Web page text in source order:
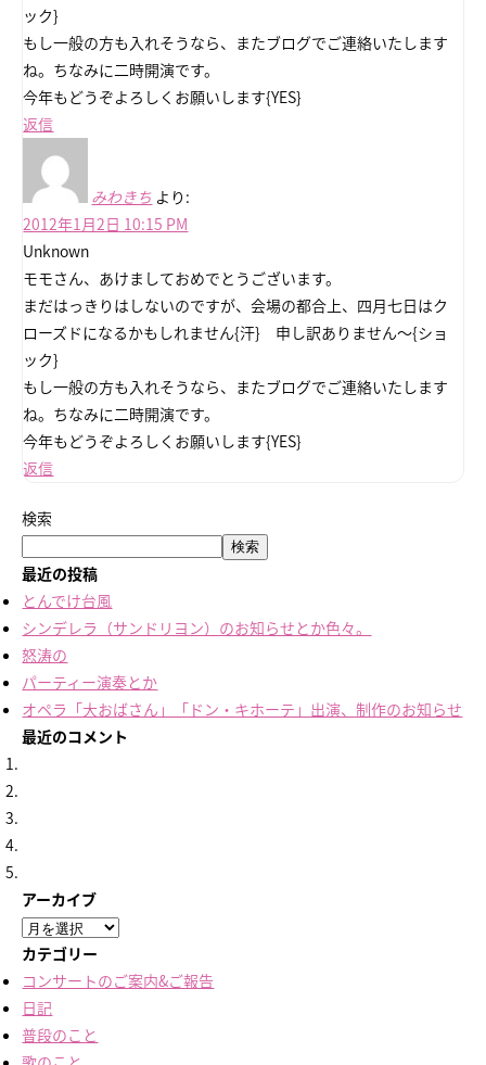
ック}
もし一般の方も入れそうなら、またブログでご連絡いたします
ね。ちなみに二時開演です。
今年もどうぞよろしくお願いします{YES}
返信
みわきち より:
2012年1月2日 10:15 PM
Unknown
モモさん、あけましておめでとうございます。
まだはっきりはしないのですが、会場の都合上、四月七日はク
ローズドになるかもしれません{汗} 申し訳ありません～{ショ
ック}
もし一般の方も入れそうなら、またブログでご連絡いたします
ね。ちなみに二時開演です。
今年もどうぞよろしくお願いします{YES}
返信
検索
検索
最近の投稿
とんでけ台風
シンデレラ（サンドリヨン）のお知らせとか色々。
怒涛の
パーティー演奏とか
オペラ「大おばさん」「ドン・キホーテ」出演、制作のお知らせ
最近のコメント
アーカイブ
ア
ー
カ
イ
ブ
カテゴリー
コンサートのご案内&ご報告
日記
普段のこと